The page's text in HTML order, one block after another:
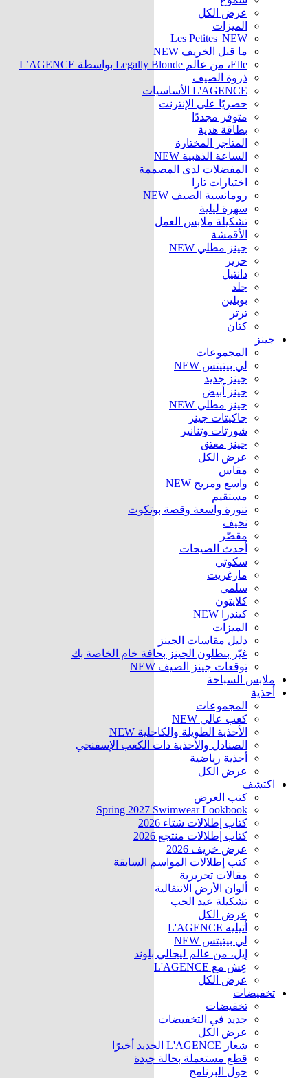
عرض الكل
الميزات
Les Petites NEW
ما قبل الخريف NEW
Elle، من عالم Legally Blonde بواسطة L’AGENCE
ذروة الصيف
L'AGENCE الأساسيات
حصريًا على الإنترنت
متوفر مجددًا
بطاقة هدية
المتاجر المختارة
الساعة الذهبية NEW
المفضلات لدى المصممة
اختيارات تارا
رومانسية الصيف NEW
سهرة ليلية
تشكيلة ملابس العمل
الأقمشة
جينز مطلي NEW
حرير
دانتيل
جلد
بوبلين
ترتر
كتان
جينز
المجموعات
لي بيتيتس NEW
جينز جديد
جينز أبيض
جينز مطلي NEW
جاكيتات جينز
شورتات وتنانير
جينز معتق
عرض الكل
مقاس
واسع ومريح NEW
مستقيم
تنورة واسعة وقصة بوتكوت
نحيف
مقصّر
أحدث الصيحات
سكوتي
مارغريت
سلمى
كلايتون
كيندرا NEW
الميزات
دليل مقاسات الجينز
غيّر بنطلون الجينز بحافة خام الخاصة بك
توقعات جينز الصيف NEW
ملابس السباحة
أحذية
المجموعات
كعب عالي NEW
الأحذية الطويلة والكاحلية NEW
الصنادل والأحذية ذات الكعب الإسفنجي
أحذية رياضية
عرض الكل
اكتشف
كتب العرض
Spring 2027 Swimwear Lookbook
كتاب إطلالات شتاء 2026
كتاب إطلالات منتجع 2026
عرض خريف 2026
كتب إطلالات المواسم السابقة
مقالات تحريرية
ألوان الأرض الانتقالية
تشكيلة عيد الحب
عرض الكل
أتيليه L'AGENCE
لي بيتيتس NEW
إيل، من عالم ليجالي بلوند
عِش مع L'AGENCE
عرض الكل
تخفيضات
تخفيضات
جديد في التخفيضات
عرض الكل
شعار L'AGENCE الجديد أخيرًا
قطع مستعملة بحالة جيدة
حول البرنامج